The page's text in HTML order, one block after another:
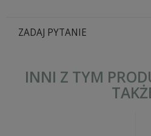
ZADAJ PYTANIE
INNI Z TYM